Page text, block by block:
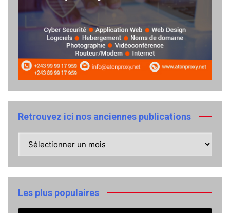
Retrouvez ici nos anciennes publications
anciennes
publications
Les plus populaires